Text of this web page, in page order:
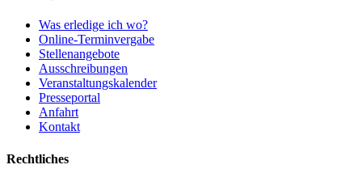
Was erledige ich wo?
Online-Terminvergabe
Stellenangebote
Ausschreibungen
Veranstaltungskalender
Presseportal
Anfahrt
Kontakt
Rechtliches